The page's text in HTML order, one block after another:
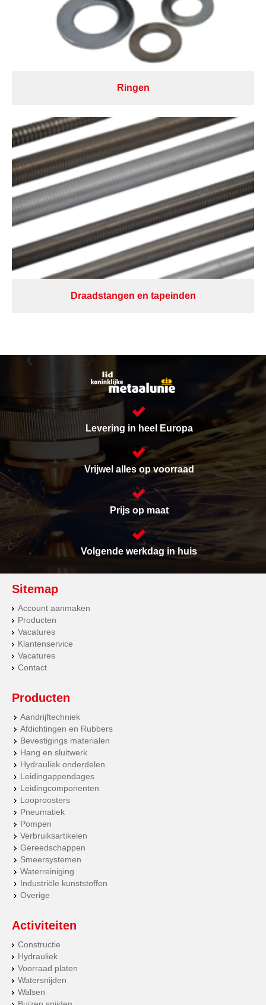
Ringen
Draadstangen en tapeinden
Levering in heel Europa
Vrijwel alles op voorraad
Prijs op maat
Volgende werkdag in huis
Sitemap
Account aanmaken
Producten
Vacatures
Klantenservice
Vacatures
Contact
Producten
Aandrijftechniek
Afdichtingen en Rubbers
Bevestigings materialen
Hang en sluitwerk
Hydrauliek onderdelen
Leidingappendages
Leidingcomponenten
Looproosters
Pneumatiek
Pompen
Verbruiksartikelen
Gereedschappen
Smeersystemen
Waterreiniging
Industriële kunststoffen
Overige
Activiteiten
Constructie
Hydrauliek
Voorraad platen
Watersnijden
Walsen